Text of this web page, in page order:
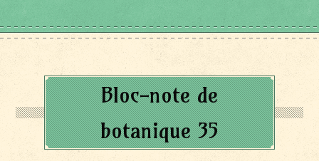
Bloc-note de
botanique 35